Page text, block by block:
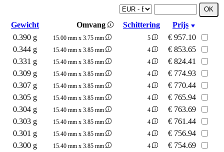
Gewicht Omvang Schittering
Prijs
0.390 g
15.00 mm x 3.75 mm 5 € 957.10
0.344 g
15.40 mm x 3.85 mm 4 € 853.65
0.331 g
15.40 mm x 3.85 mm 4 € 824.41
0.309 g
15.40 mm x 3.85 mm 4 € 774.93
0.307 g
15.40 mm x 3.85 mm 4 € 770.44
0.305 g
15.40 mm x 3.85 mm 4 € 765.94
0.304 g
15.40 mm x 3.85 mm 4 € 763.69
0.303 g
15.40 mm x 3.85 mm 4 € 761.44
0.301 g
15.40 mm x 3.85 mm 4 € 756.94
0.300 g
15.40 mm x 3.85 mm 4 € 754.69